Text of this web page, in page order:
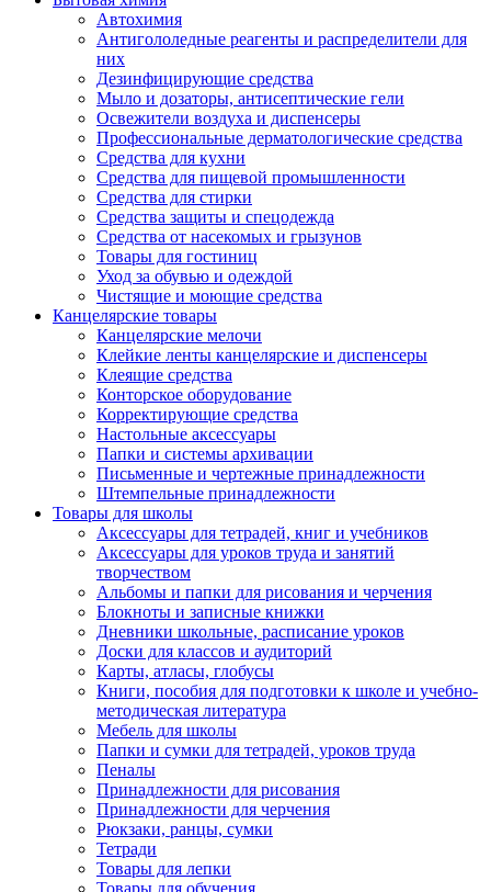
Автохимия
Антигололедные реагенты и распределители для
них
Дезинфицирующие средства
Мыло и дозаторы, антисептические гели
Освежители воздуха и диспенсеры
Профессиональные дерматологические средства
Средства для кухни
Средства для пищевой промышленности
Средства для стирки
Средства защиты и спецодежда
Средства от насекомых и грызунов
Товары для гостиниц
Уход за обувью и одеждой
Чистящие и моющие средства
Канцелярские товары
Канцелярские мелочи
Клейкие ленты канцелярские и диспенсеры
Клеящие средства
Конторское оборудование
Корректирующие средства
Настольные аксессуары
Папки и системы архивации
Письменные и чертежные принадлежности
Штемпельные принадлежности
Товары для школы
Аксессуары для тетрадей, книг и учебников
Аксессуары для уроков труда и занятий
творчеством
Альбомы и папки для рисования и черчения
Блокноты и записные книжки
Дневники школьные, расписание уроков
Доски для классов и аудиторий
Карты, атласы, глобусы
Книги, пособия для подготовки к школе и учебно-
методическая литература
Мебель для школы
Папки и сумки для тетрадей, уроков труда
Пеналы
Принадлежности для рисования
Принадлежности для черчения
Рюкзаки, ранцы, сумки
Тетради
Товары для лепки
Товары для обучения